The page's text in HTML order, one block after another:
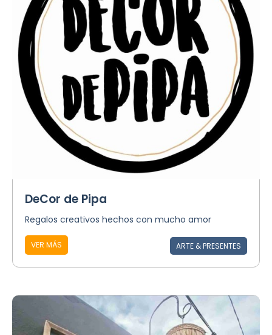
DeCor de Pipa
Regalos creativos hechos con mucho amor
VER MÁS ARTE & PRESENTES